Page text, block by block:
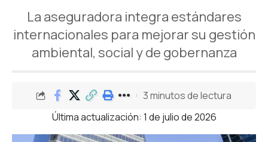
La aseguradora integra estándares
internacionales para mejorar su gestión
ambiental, social y de gobernanza
Última actualización: 1 de julio de 2026
3 minutos de lectura